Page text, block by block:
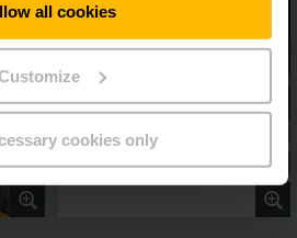
all cookies
cookies only